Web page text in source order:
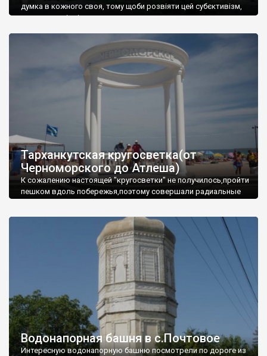
думка в кожного своя, тому щоби розвіяти цей субєктивізм,
запрошую відвідати це
Тарханкутская кругосветка(от
Черноморского до Атлеша)
К сожалению настоящей "кругосветки" не получилось,пройти
пешком вдоль побережья,поэтому совершали радиальные
Водонапорная башня в с.Почтовое
Интересную водонапорную башню посмотрели по дороге из